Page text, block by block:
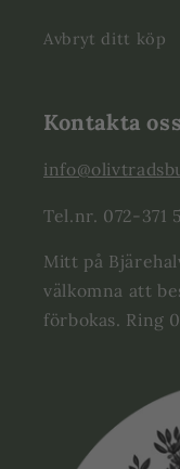
Avbryt ditt köp
Kontakta oss
Tel.nr. 072-371
Mitt på
välkomna att
förbokas. Ring